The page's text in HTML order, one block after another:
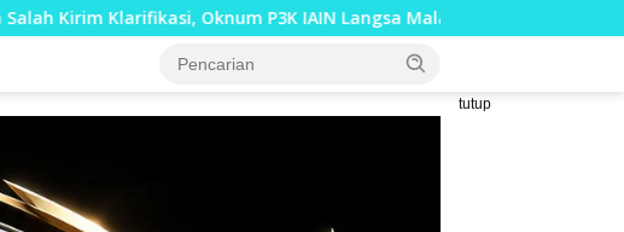
Oknum P3K IAIN Langsa Malah Gertak Wartawan ke Dewan Pers
tutup